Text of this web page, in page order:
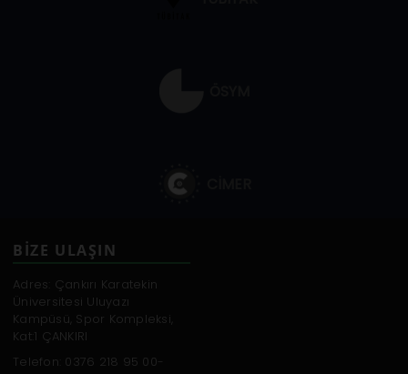
BİZE ULAŞIN
Adres: Çankırı Karatekin
Üniversitesi Uluyazı
Kampüsü, Spor Kompleksi,
Kat:1 ÇANKIRI
Telefon: 0376 218 95 00-